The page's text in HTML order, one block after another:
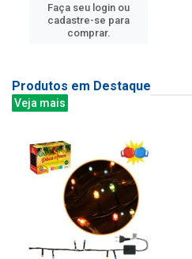
Faça seu login ou
cadastre-se para
comprar.
Produtos em Destaque
Veja mais